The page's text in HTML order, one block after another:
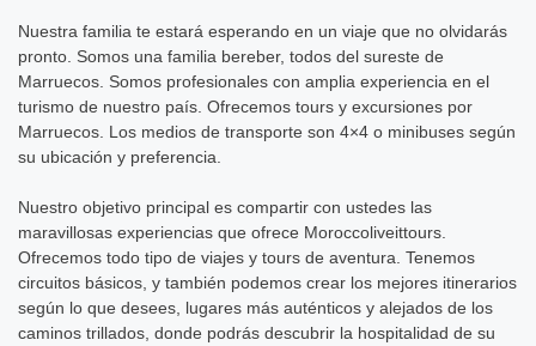
Nuestra familia te estará esperando en un viaje que no olvidarás
pronto. Somos una familia bereber, todos del sureste de
Marruecos. Somos profesionales con amplia experiencia en el
turismo de nuestro país. Ofrecemos tours y excursiones por
Marruecos. Los medios de transporte son 4×4 o minibuses según
su ubicación y preferencia.
Nuestro objetivo principal es compartir con ustedes las
maravillosas experiencias que ofrece Moroccoliveittours.
Ofrecemos todo tipo de viajes y tours de aventura. Tenemos
circuitos básicos, y también podemos crear los mejores itinerarios
según lo que desees, lugares más auténticos y alejados de los
caminos trillados, donde podrás descubrir la hospitalidad de su